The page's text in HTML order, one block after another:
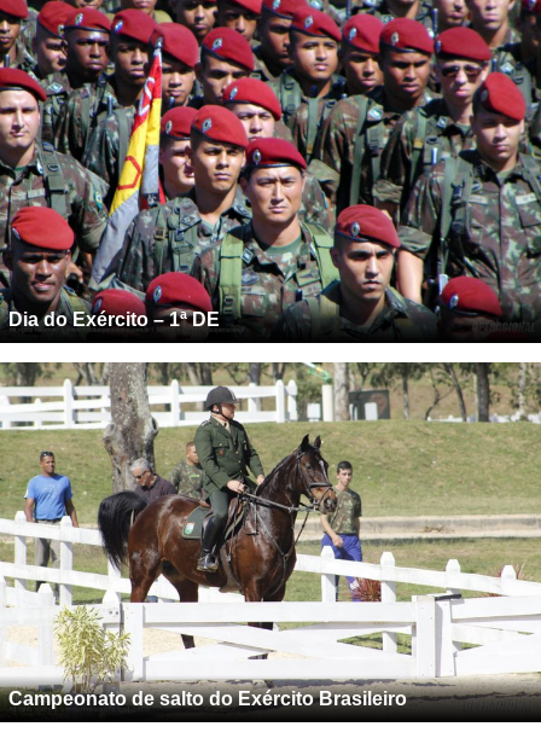
Dia do Exército – 1ª DE
Campeonato de salto do Exército Brasileiro